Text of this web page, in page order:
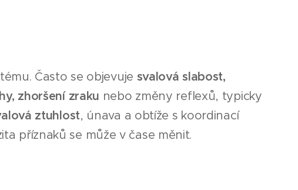
Často se objevuje svalová slabost,
zhoršení zraku nebo změny reflexů, typicky
ztuhlost, únava a obtíže s koordinací
příznaků se může v čase měnit.